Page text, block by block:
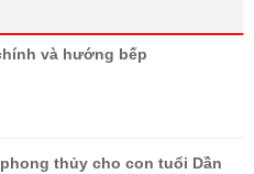
và hướng bếp
thủy cho con tuổi Dần